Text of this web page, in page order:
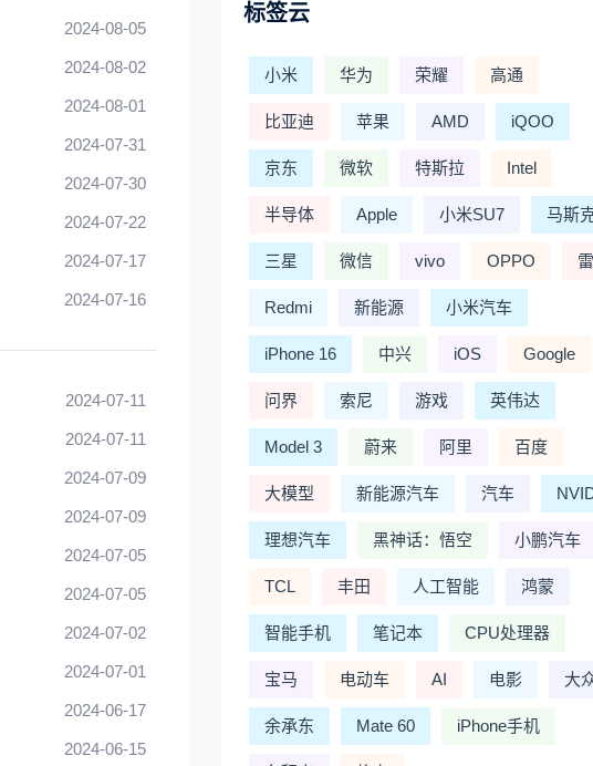
2024-08-05
2024-08-02
2024-08-01
2024-07-31
2024-07-30
2024-07-22
2024-07-17
2024-07-16
2024-07-11
2024-07-11
2024-07-09
2024-07-09
2024-07-05
2024-07-05
2024-07-02
2024-07-01
2024-06-17
2024-06-15
标签云
小米 华为 荣耀 高通
比亚迪 苹果 AMD iQOO
京东 微软 特斯拉 Intel
半导体 Apple 小米SU7 马斯
三星 微信 vivo OPPO
Redmi 新能源 小米汽车
iPhone 16 中兴 iOS Google
问界 索尼 游戏 英伟达
Model 3 蔚来 阿里 百度
大模型 新能源汽车 汽车
理想汽车 黑神话：悟空 小鹏汽车
TCL 丰田 人工智能 鸿蒙
智能手机 笔记本 CPU处理器
宝马 电动车 AI 电影 大
余承东 Mate 60 iPhone手机